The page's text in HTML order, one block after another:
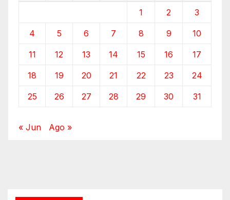
1 2 3
4 5 6 7 8 9 10
11 12 13 14 15 16 17
18 19 20 21 22 23 24
25 26 27 28 29 30 31
« Jun Ago »